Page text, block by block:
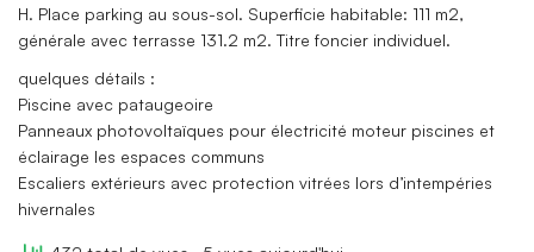
H. Place parking au sous-sol. Superficie habitable: 111 m2,
générale avec terrasse 131.2 m2. Titre foncier individuel.
quelques détails :
Piscine avec pataugeoire
Panneaux photovoltaïques pour électricité moteur piscines et
éclairage les espaces communs
Escaliers extérieurs avec protection vitrées lors d’intempéries
hivernales